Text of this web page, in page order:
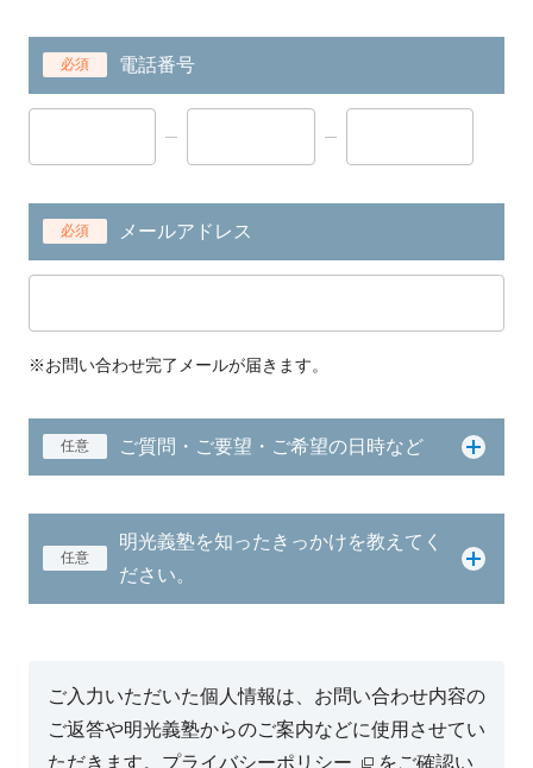
必須 電話番号
必須 メールアドレス
※お問い合わせ完了メールが届きます。
任意 ご質問・ご要望・ご希望の日時など
任意
明光義塾を知ったきっかけを教えてく
ださい。
ご入力いただいた個人情報は、お問い合わせ内容の
ご返答や明光義塾からのご案内などに使用させてい
ただきます。 プライバシーポリシー をご確認い